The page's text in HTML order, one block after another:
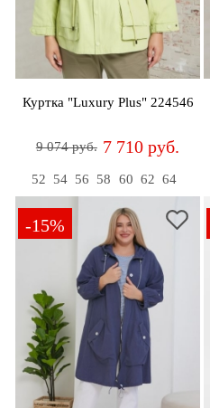
Жакеты
Жилеты
Костюмы
Топы
Туники
Юбки
Одежда
Брошки
Комплекты
украшений
Заколки
украшения
Новинки
Зажимы
платков
Распродажа
Куртка "Luxury Plus" 224546
9 074 руб. 7 710 руб.
52 54 56 58 60 62 64
-15%